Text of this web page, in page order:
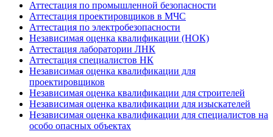
Аттестация по промышленной безопасности
Аттестация проектировщиков в МЧС
Аттестация по электробезопасности
Независимая оценка квалификации (НОК)
Аттестация лаборатории ЛНК
Аттестация специалистов НК
Независимая оценка квалификации для
проектировщиков
Независимая оценка квалификации для строителей
Независимая оценка квалификации для изыскателей
Независимая оценка квалификации для специалистов на
особо опасных объектах